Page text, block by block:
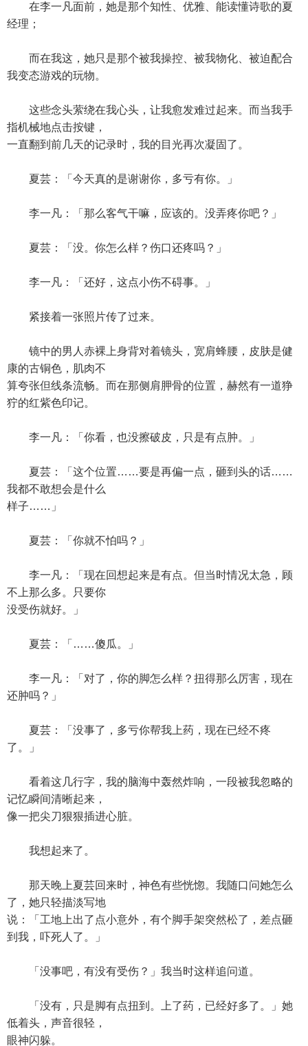
在李一凡面前，她是那个知性、优雅、能读懂诗歌的夏
经理；
而在我这，她只是那个被我操控、被我物化、被迫配合
我变态游戏的玩物。
这些念头萦绕在我心头，让我愈发难过起来。而当我手
指机械地点击按键，
一直翻到前几天的记录时，我的目光再次凝固了。
夏芸：「今天真的是谢谢你，多亏有你。」
李一凡：「那么客气干嘛，应该的。没弄疼你吧？」
夏芸：「没。你怎么样？伤口还疼吗？」
李一凡：「还好，这点小伤不碍事。」
紧接着一张照片传了过来。
镜中的男人赤裸上身背对着镜头，宽肩蜂腰，皮肤是健
康的古铜色，肌肉不
算夸张但线条流畅。而在那侧肩胛骨的位置，赫然有一道狰
狞的红紫色印记。
李一凡：「你看，也没擦破皮，只是有点肿。」
夏芸：「这个位置……要是再偏一点，砸到头的话……
我都不敢想会是什么
样子……」
夏芸：「你就不怕吗？」
李一凡：「现在回想起来是有点。但当时情况太急，顾
不上那么多。只要你
没受伤就好。」
夏芸：「……傻瓜。」
李一凡：「对了，你的脚怎么样？扭得那么厉害，现在
还肿吗？」
夏芸：「没事了，多亏你帮我上药，现在已经不疼
了。」
看着这几行字，我的脑海中轰然炸响，一段被我忽略的
记忆瞬间清晰起来，
像一把尖刀狠狠插进心脏。
我想起来了。
那天晚上夏芸回来时，神色有些恍惚。我随口问她怎么
了，她只轻描淡写地
说：「工地上出了点小意外，有个脚手架突然松了，差点砸
到我，吓死人了。」
「没事吧，有没有受伤？」我当时这样追问道。
「没有，只是脚有点扭到。上了药，已经好多了。」她
低着头，声音很轻，
眼神闪躲。